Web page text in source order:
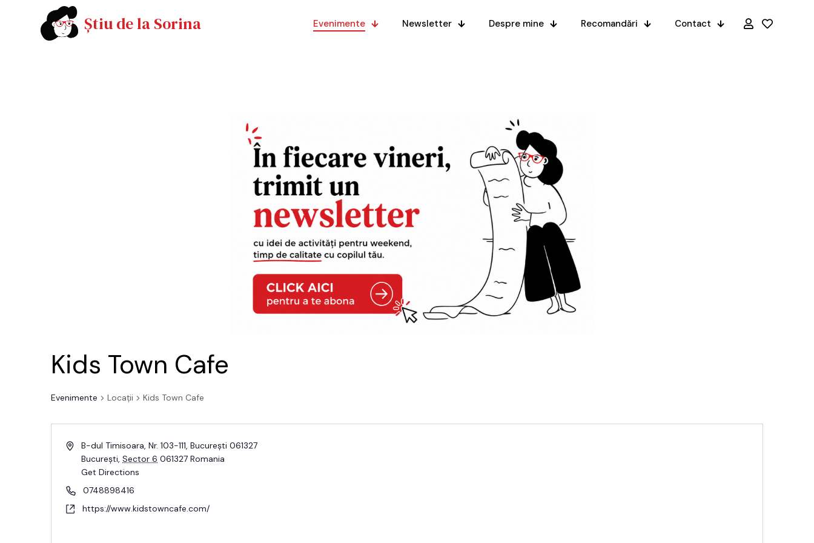
Știu de la Sorina Evenimente Newsletter Despre mine Recomandări Contact
Kids Town Cafe
Evenimente Locații Kids Town Cafe
B-dul Timisoara, Nr. 103-111, București 061327
București, Sector 6 061327 Romania
Get Directions
0748898416
https://www.kidstowncafe.com/